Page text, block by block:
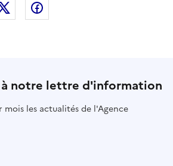
de la page dans le presse-papier
à notre lettre d'information
mois les actualités de l'Agence